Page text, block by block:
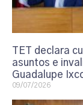
TET declara
asuntos e
Guadalupe
09/07/2026